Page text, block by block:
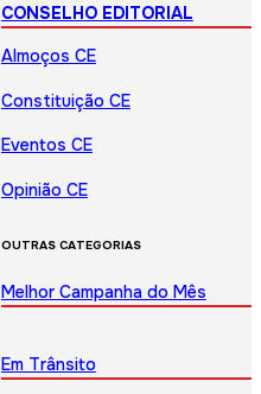
CONSELHO EDITORIAL
Almoços CE
Constituição CE
Eventos CE
Opinião CE
OUTRAS CATEGORIAS
Melhor Campanha do Mês
Em Trânsito